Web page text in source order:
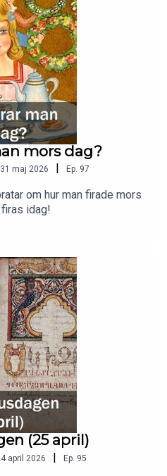
mors dag?
maj 2026 Ep. 97
om hur man firade mors
idag!
(25 april)
april 2026 | Ep. 95